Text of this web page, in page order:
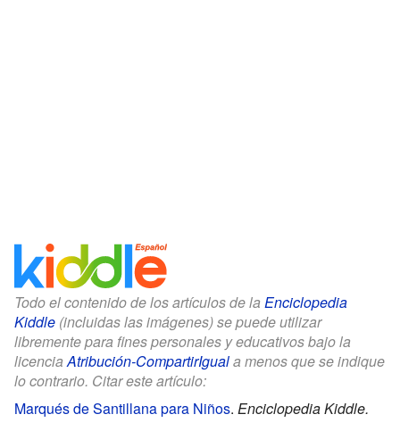
Todo el contenido de los artículos de la Enciclopedia
Kiddle (incluidas las imágenes) se puede utilizar
libremente para fines personales y educativos bajo la
licenciaAtribución-CompartirIguala menos que se indique
lo contrario. Citar este artículo:
Marqués de Santillana para Niños. Enciclopedia Kiddle.